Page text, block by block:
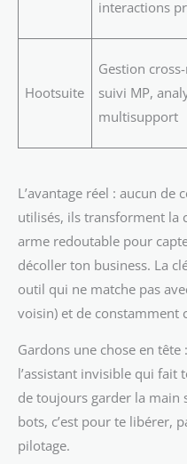
interactions
Hootsuite
Gestion
suivi MP,
multisupport
L’avantage réel : aucun de
utilisés, ils transforment la
arme redoutable pour
décoller ton business. La
outil qui ne matche pas
voisin) et de constamment
Gardons une chose en tête
l’assistant invisible qui
de toujours garder la main
bots, c’est pour te libérer,
pilotage.